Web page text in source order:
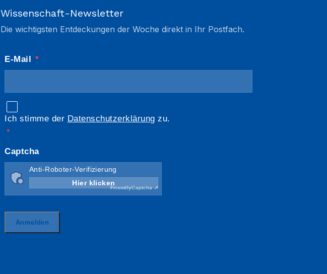
Wissenschaft-Newsletter
Die wichtigsten Entdeckungen der Woche direkt in Ihr Postfach.